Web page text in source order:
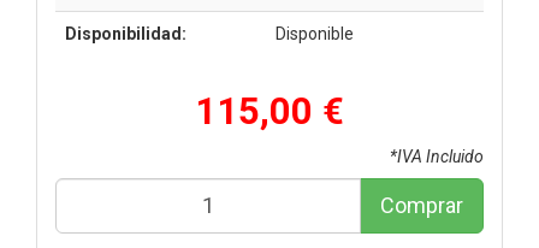
Disponibilidad: Disponible
115,00 €
*IVA Incluido
Comprar